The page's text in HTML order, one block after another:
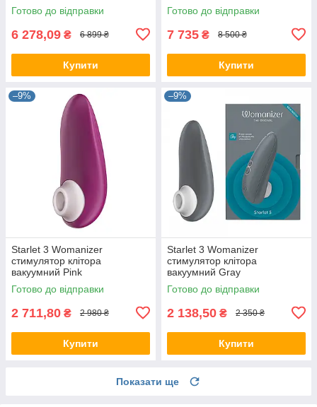
Готово до відправки
6 278,09 ₴ 6 899 ₴
Купити
Готово до відправки
7 735 ₴ 8 500 ₴
Купити
–9%
Starlet 3 Womanizer
стимулятор клітора
вакуумний Pink
Готово до відправки
2 711,80 ₴ 2 980 ₴
Купити
–9%
Starlet 3 Womanizer
стимулятор клітора
вакуумний Gray
Готово до відправки
2 138,50 ₴ 2 350 ₴
Купити
Показати ще